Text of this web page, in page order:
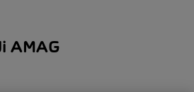
AMAG